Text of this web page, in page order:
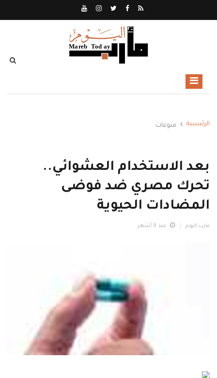
الرئيسية منوعات
بعد الاستخدام العشوائي..
تحرك مصري ضد فوضى
المضادات الحيوية
مارب اليوم منذ 9 أشهر